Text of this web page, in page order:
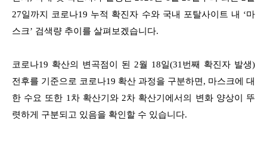
27일까지 코로나19 누적 확진자 수와 국내 포탈사이트 내 ‘마
스크’ 검색량 추이를 살펴보겠습니다.
코로나19 확산의 변곡점이 된 2월 18일(31번째 확진자 발생)
전후를 기준으로 코로나19 확산 과정을 구분하면, 마스크에 대
한 수요 또한 1차 확산기와 2차 확산기에서의 변화 양상이 뚜
렷하게 구분되고 있음을 확인할 수 있습니다.